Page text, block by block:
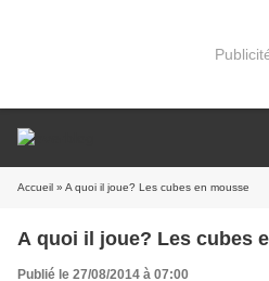
Accueil » A quoi il joue? Les cubes en mousse
A quoi il joue? Les cubes
Publié le 27/08/2014 à 07:00